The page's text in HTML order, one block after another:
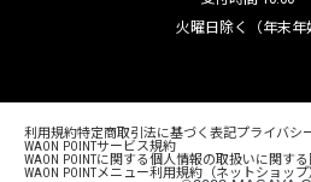
火曜日除く（年末年
利用規約特定商取引法に基づく表記プライバシ
WAON POINTサービス規約
WAON POINTに関する個人情報の取扱いに関す
WAON POINTメニュー利用規約（ネットショップ